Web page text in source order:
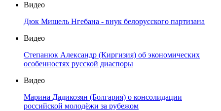
Видео
Дюк Мишель Нгебана - внук белорусского партизана
Видео
Степанюк Александр (Киргизия) об экономических
особенностях русской диаспоры
Видео
Марина Дадикозян (Болгария) о консолидации
российской молодёжи за рубежом